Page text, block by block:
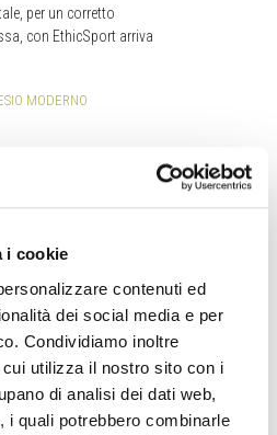
i cookie
contenuti ed
dei social media e per
Condividiamo inoltre
utilizza il nostro sito con i
di analisi dei dati web,
i quali potrebbero combinarle
per un corretto
con EthicSport arriva
MODERNO